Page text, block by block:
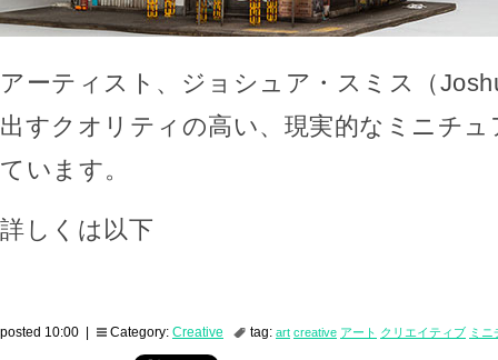
アーティスト、ジョシュア・スミス（
出すクオリティの高い、現実的なミニチ
ています。
詳しくは以下
posted 10:00 | Category: Creative tag: art creative アート クリエイティブ ミニ